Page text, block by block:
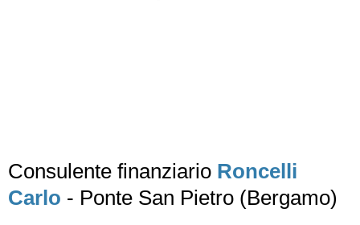
Consulente finanziario Roncelli
Carlo - Ponte San Pietro (Bergamo)